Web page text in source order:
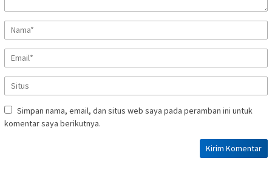
Simpan nama, email, dan situs web saya pada peramban ini untuk
komentar saya berikutnya.